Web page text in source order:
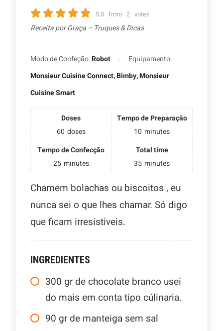
5.0 from 2 votes
Receita por Graça – Truques & Dicas
Modo de Confeção:Robot
Equipamento:
Monsieur Cuisine Connect, Bimby, Monsieur
Cuisine Smart
Doses
60 doses
Tempo de Preparação
10 minutes
Tempo de Confecção
25 minutes
Total time
35 minutes
Chamem bolachas ou biscoitos , eu
nunca sei o que lhes chamar. Só digo
que ficam irresistiveis.
INGREDIENTES
300 gr de chocolate branco usei
do mais em conta tipo cúlinaria.
90 gr de manteiga sem sal